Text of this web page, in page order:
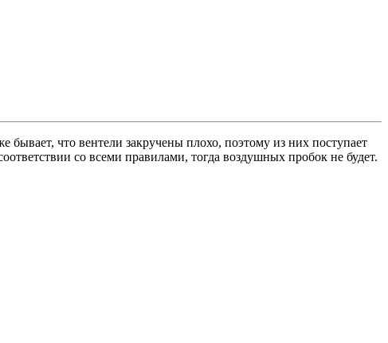
бывает, что вентели закручены плохо, поэтому из них поступает
со всеми правилами, тогда воздушных пробок не будет.